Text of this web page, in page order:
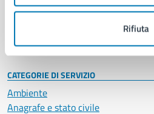
Rifiuta
Personale amministrativo
Intranet, posta aziendale e protocollo
CATEGORIE DI SERVIZIO
Ambiente
Anagrafe e stato civile